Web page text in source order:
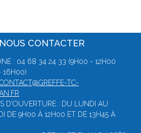
CONTACTER
: 04 68 34 24 33 (9H00 - 12H00
16H00)
TC-
D'OUVERTURE : DU LUNDI AU
DE 9H00 À 12H00 ET DE 13H45 À